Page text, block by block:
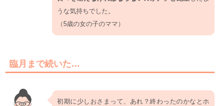
うな気持ちでした。
（5歳の女の子のママ）
臨月まで続いた…
初期に少しおさまって、あれ？終わったのかなとホ